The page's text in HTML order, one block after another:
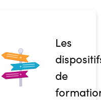
Les
de